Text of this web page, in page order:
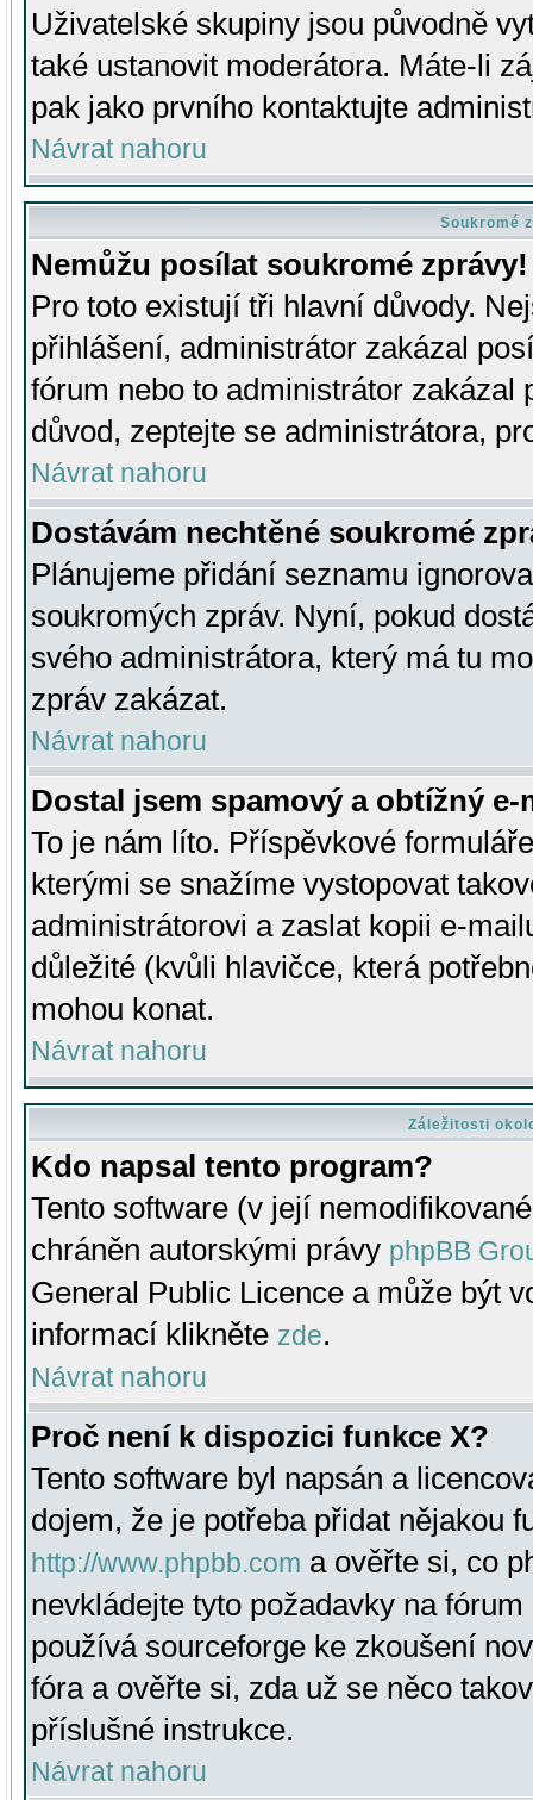
Uživatelské skupiny jsou původně
také ustanovit moderátora. Máte-li
pak jako prvního kontaktujte
Návrat nahoru
Soukromé
Nemůžu posílat soukromé zprávy!
Pro toto existují tři hlavní důvody.
přihlášení, administrátor zakázal
fórum nebo to administrátor zakázal
důvod, zeptejte se administrátora,
Návrat nahoru
Dostávám nechtěné soukromé
Plánujeme přidání seznamu
soukromých zpráv. Nyní, pokud
svého administrátora, který má tu
zpráv zakázat.
Návrat nahoru
Dostal jsem spamový a obtížný
To je nám líto. Příspěvkové
kterými se snažíme vystopovat
administrátorovi a zaslat kopii e-
důležité (kvůli hlavičce, která
mohou konat.
Návrat nahoru
Záležitosti
Kdo napsal tento program?
Tento software (v její
chráněn autorskými právy phpBB
General Public Licence a může být
informací klikněte zde.
Návrat nahoru
Proč není k dispozici funkce X?
Tento software byl napsán a
dojem, že je potřeba přidat nějakou
http://www.phpbb.com a ověřte si, co
nevkládejte tyto požadavky na
používá sourceforge ke zkoušení
fóra a ověřte si, zda už se něco
příslušné instrukce.
Návrat nahoru